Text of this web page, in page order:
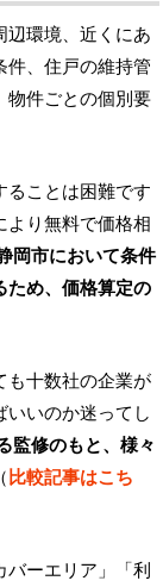
辺環境、近くにあ
件、住戸の維持管
物件ごとの個別要
ることは困難です
より無料で価格相
岡市において条件
ため、価格算定の
も十数社の企業が
いのか迷ってし
監修のもと、様々
比較記事はこち
バーエリア」「利